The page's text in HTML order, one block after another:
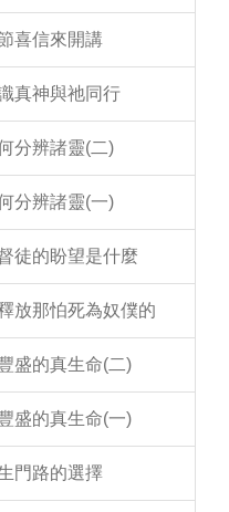
喜信來開講
真神與祂同行
分辨諸靈(二)
分辨諸靈(一)
徒的盼望是什麼
放那怕死為奴僕的
盛的真生命(二)
盛的真生命(一)
門路的選擇